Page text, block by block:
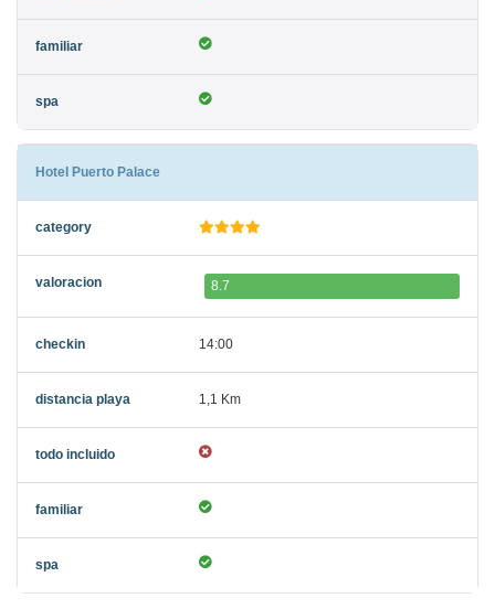
Hotel Puerto Palace
8.7
14:00
1,1 Km